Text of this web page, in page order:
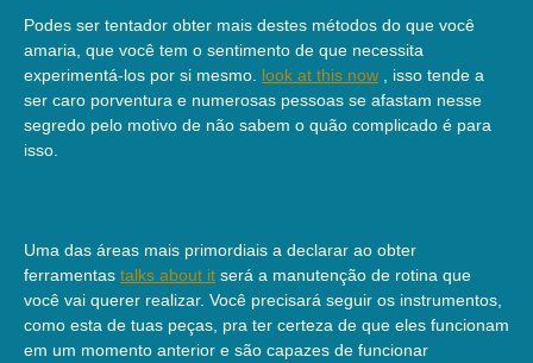
Podes ser tentador obter mais destes métodos do que você
amaria, que você tem o sentimento de que necessita
experimentá-los por si mesmo. look at this now , isso tende a
ser caro porventura e numerosas pessoas se afastam nesse
segredo pelo motivo de não sabem o quão complicado é para
isso.
Uma das áreas mais primordiais a declarar ao obter
ferramentas talks about it será a manutenção de rotina que
você vai querer realizar. Você precisará seguir os instrumentos,
como esta de tuas peças, pra ter certeza de que eles funcionam
em um momento anterior e são capazes de funcionar